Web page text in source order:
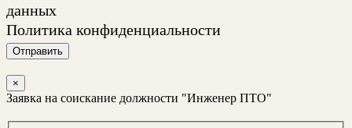
данных
Политика конфиденциальности
Отправить
×
Заявка на соискание должности "Инженер ПТО"